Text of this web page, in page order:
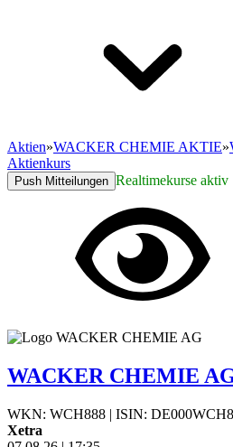
Aktien»WACKER CHEMIE AKTIE»
Aktienkurs
Push Mitteilungen Realtimekurse aktiv
WACKER CHEMIE
WKN: WCH888 | ISIN:
Xetra